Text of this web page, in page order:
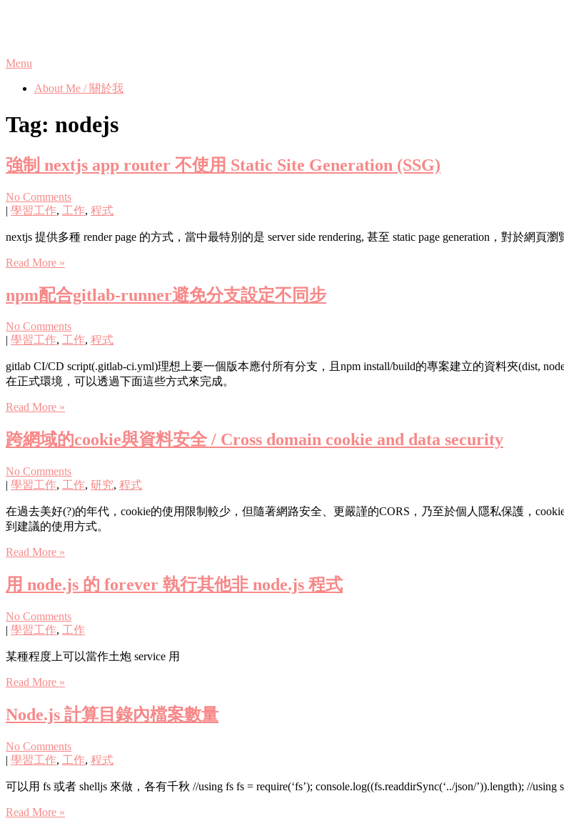
Menu
About Me / 關於我
Tag: nodejs
強制 nextjs app router 不使用 Static Site Generation (SSG)
No Comments
| 學習工作, 工作, 程式
nextjs 提供多種 render page 的方式，當中最特別的是 server side rendering, 甚至 static page generation，對於網頁瀏
Read More »
npm配合gitlab-runner避免分支設定不同步
No Comments
學習工作, 工作, 程式
gitlab CI/CD script(.gitlab-ci.yml)理想上要一個版本應付所有分支，且npm install/build的專案建立的資料夾(dist,
在正式環境，可以透過下面這些方式來完成。
Read More »
跨網域的cookie與資料安全 / Cross domain cookie and data security
No Comments
| 學習工作, 工作, 研究, 程式
在過去美好(?)的年代，cookie的使用限制較少，但隨著網路安全、更嚴謹的CORS，乃至於個人隱私保護，
到建議的使用方式。
Read More »
用 node.js 的 forever 執行其他非 node.js 程式
No Comments
| 學習工作, 工作
某種程度上可以當作土炮 service 用
Read More »
Node.js 計算目錄內檔案數量
No Comments
| 學習工作, 工作, 程式
可以用 fs 或者 shelljs 來做，各有千秋 //using fs fs = require(‘fs’); console.log((fs.readdirSync(‘../json/’)).length); //using
Read More »